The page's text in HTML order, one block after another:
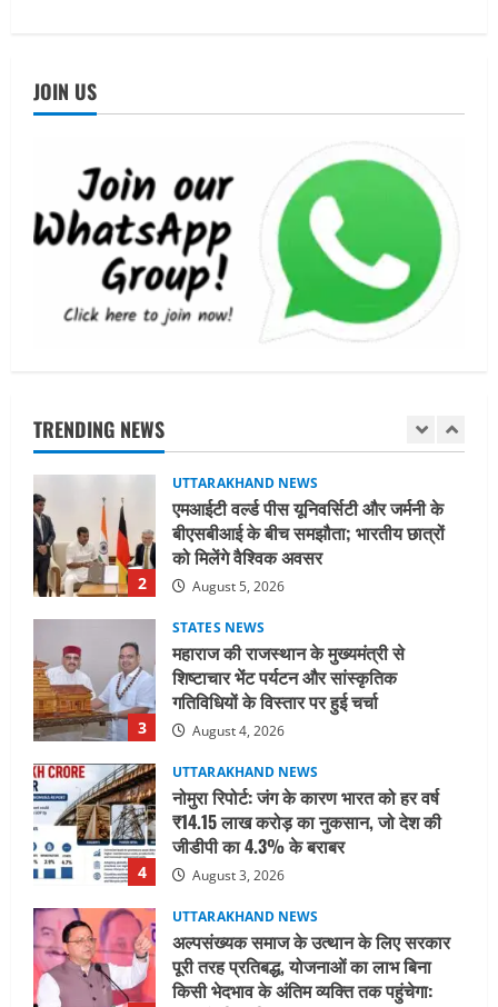
JOIN US
TRENDING NEWS
5
अल्पसंख्यक समाज के उत्थान के लिए सरकार
पूरी तरह प्रतिबद्ध, योजनाओं का लाभ बिना
किसी भेदभाव के अंतिम व्यक्ति तक पहुंचेगा:
मुख्यमंत्री धामी
August 2, 2026
UTTARAKHAND NEWS
मिस उत्तराखंड 2026 के सब-कॉन्टेस्ट ‘मिस
ब्यूटीफुल आइज़’ एवं ‘मिस ब्यूटीफुल हेयर’ का
आयोजन
August 5, 2026
बीएसबीआई के बीच समझौता; भारतीय छात्रों
को मिलेंगे वैश्विक अवसर
August 5, 2026
STATES NEWS
महाराज की राजस्थान के मुख्यमंत्री से
शिष्टाचार भेंट पर्यटन और सांस्कृतिक
गतिविधियों के विस्तार पर हुई चर्चा
August 4, 2026
4
UTTARAKHAND NEWS
नोमुरा रिपोर्ट: जंग के कारण भारत को हर वर्ष
₹14.15 लाख करोड़ का नुकसान, जो देश की
जीडीपी का 4.3% के बराबर
August 3, 2026
5
UTTARAKHAND NEWS
अल्पसंख्यक समाज के उत्थान के लिए सरकार
पूरी तरह प्रतिबद्ध, योजनाओं का लाभ बिना
किसी भेदभाव के अंतिम व्यक्ति तक पहुंचेगा:
मुख्यमंत्री धामी
August 2, 2026
UTTARAKHAND NEWS
मिस उत्तराखंड 2026 के सब-कॉन्टेस्ट ‘मिस